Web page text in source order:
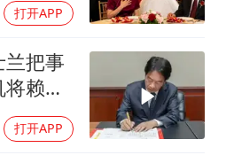
国外贸延续良好增长态势
基础开新局
打开APP
兰把事
赖清
打开APP